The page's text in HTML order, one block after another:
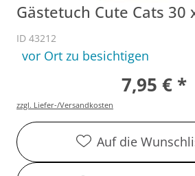
Gästetuch Cute Cats 30
ID 43212
vor Ort zu besichtigen
7,95 € *
zzgl. Liefer-/Versandkosten
Auf die